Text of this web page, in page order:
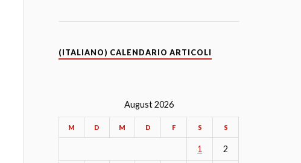
(ITALIANO) CALENDARIO ARTICOLI
August 2026
M D M D F S S
1 2